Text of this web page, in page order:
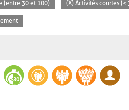
(entre 30 et 100) (X) Activités courtes (<